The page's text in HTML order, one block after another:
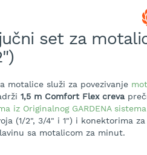
set za
motalice služi za povezivanje
1,5 m Comfort Flex creva
iz Originalnog GARDENA sistema
(1/2", 3/4" i 1") i konektorima za
sa motalicom za minut.